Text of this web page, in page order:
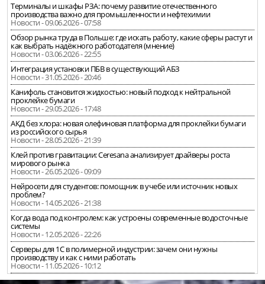
Терминалы и шкафы РЗА: почему развитие отечественного
производства важно для промышленности и нефтехимии
Новости - 09.06.2026 - 07:58
Обзор рынка труда в Польше: где искать работу, какие сферы растут и
как выбрать надёжного работодателя (мнение)
Новости - 03.06.2026 - 22:55
Интеграция установки ПБВ в существующий АБЗ
Новости - 31.05.2026 - 20:46
Канифоль становится жидкостью: новый подход к нейтральной
проклейке бумаги
Новости - 29.05.2026 - 17:48
АКД без хлора: новая олефиновая платформа для проклейки бумаги
из российского сырья
Новости - 28.05.2026 - 21:39
Клей против гравитации: Ceresana анализирует драйверы роста
мирового рынка
Новости - 26.05.2026 - 09:09
Нейросети для студентов: помощник в учебе или источник новых
проблем?
Новости - 14.05.2026 - 21:38
Когда вода под контролем: как устроены современные водосточные
системы
Новости - 12.05.2026 - 22:26
Серверы для 1С в полимерной индустрии: зачем они нужны
производству и как с ними работать
Новости - 11.05.2026 - 10:12